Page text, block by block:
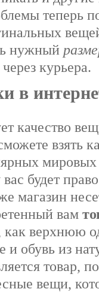
теперь
нужный
курьера.
в
качество
взять
будет
магазин
вам
верхнюю
и обувь из
товар,
вещи,